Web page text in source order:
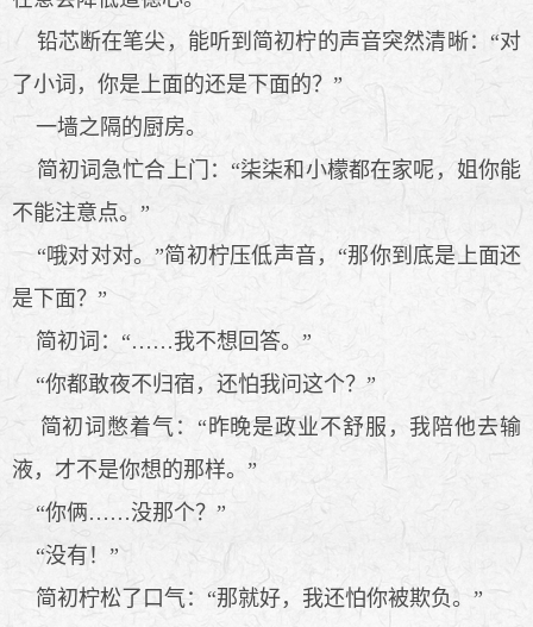
铅芯断在笔尖，能听到简初柠的声音突然清晰：“对
了小词，你是上面的还是下面的？”
一墙之隔的厨房。
简初词急忙合上门：“柒柒和小檬都在家呢，姐你能
不能注意点。”
“哦对对对。”简初柠压低声音，“那你到底是上面还
是下面？”
简初词：“……我不想回答。”
“你都敢夜不归宿，还怕我问这个？”
简初词憋着气：“昨晚是政业不舒服，我陪他去输
液，才不是你想的那样。”
“你俩……没那个？”
“没有！”
简初柠松了口气：“那就好，我还怕你被欺负。”